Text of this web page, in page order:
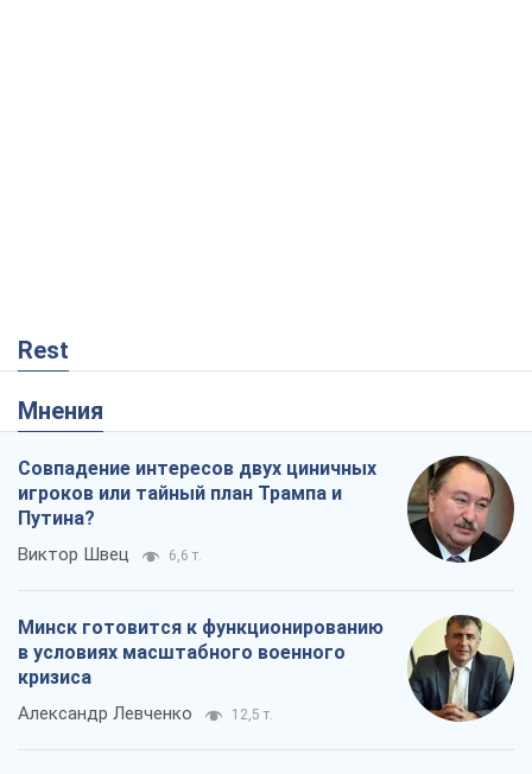
Rest
Мнения
Совпадение интересов двух циничных
игроков или тайный план Трампа и
Путина?
Виктор Швец 6,6 т.
Минск готовится к функционированию
в условиях масштабного военного
кризиса
Александр Левченко 12,5 т.